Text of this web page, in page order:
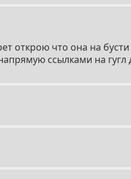
открою что она на
ссылками на гугл